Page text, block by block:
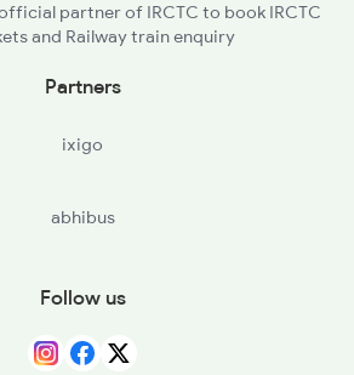
partner of IRCTC to book IRCTC
and Railway train enquiry
Partners
ixigo
abhibus
Follow us